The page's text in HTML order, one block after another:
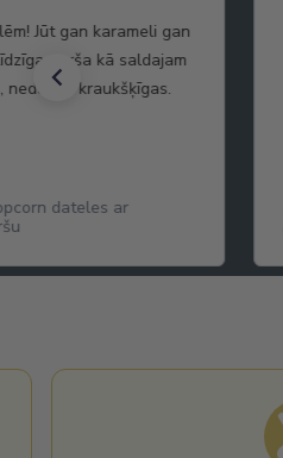
Jūt gan karameli gan
garša kā saldajam
nedaudz kraukšķīgas.
dateles ar